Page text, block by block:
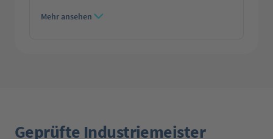
Mehr ansehen
Geprüfte Industriemeister